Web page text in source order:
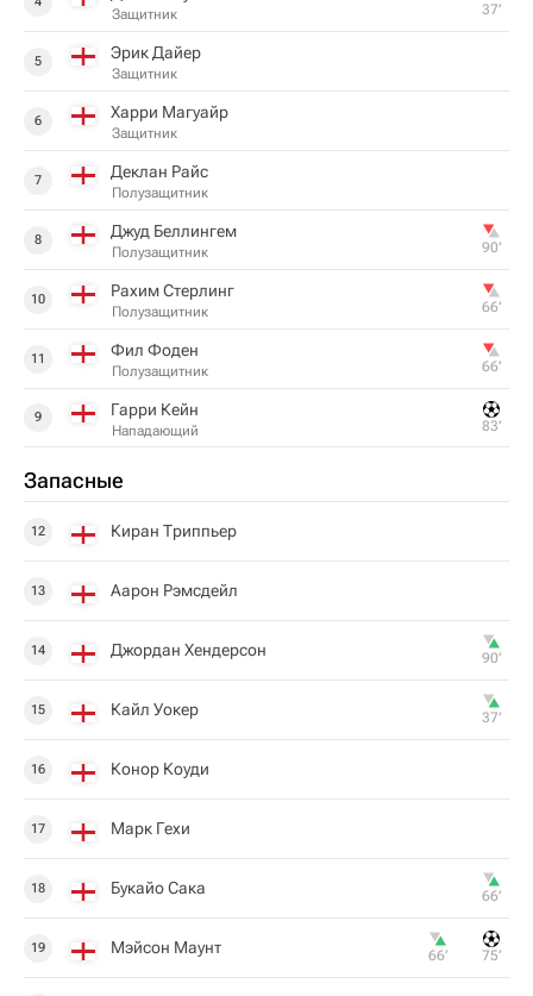
Защитник 37‎’‎
5 Эрик Дайер
Защитник
6 Харри Магуайр
Защитник
7 Деклан Райс
Полузащитник
8 Джуд Беллингем
Полузащитник 90‎’‎
10 Рахим Стерлинг
Полузащитник 66‎’‎
11 Фил Фоден
Полузащитник 66‎’‎
9 Гарри Кейн
Нападающий 83‎’‎
Запасные
12 Киран Триппьер
13 Аарон Рэмсдейл
14 Джордан Хендерсон 90‎’‎
15 Кайл Уокер 37‎’‎
16 Конор Коуди
17 Марк Гехи
18 Букайо Сака 66‎’‎
19 Мэйсон Маунт 66‎’‎ 75‎’‎